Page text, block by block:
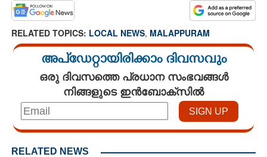
RELATED TOPICS: LOCAL NEWS, MALAPPURAM
അപ്ഡേറ്റായിരിക്കാം ദിവസവും
ഒരു ദിവസത്തെ പ്രധാന സംഭവങ്ങൾ
നിങ്ങളുടെ ഇൻബോക്സിൽ
RELATED NEWS